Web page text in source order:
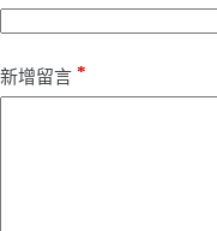
新增留言 *